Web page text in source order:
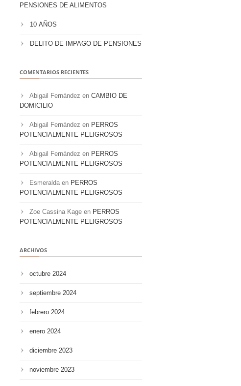
PENSIONES DE ALIMENTOS
10 AÑOS
DELITO DE IMPAGO DE PENSIONES
COMENTARIOS RECIENTES
Abigail Fernández en CAMBIO DE
DOMICILIO
Abigail Fernández en PERROS
POTENCIALMENTE PELIGROSOS
Abigail Fernández en PERROS
POTENCIALMENTE PELIGROSOS
Esmeraldaen PERROS
POTENCIALMENTE PELIGROSOS
Zoe Cassina Kage en PERROS
POTENCIALMENTE PELIGROSOS
ARCHIVOS
octubre 2024
septiembre 2024
febrero 2024
enero 2024
diciembre 2023
noviembre 2023